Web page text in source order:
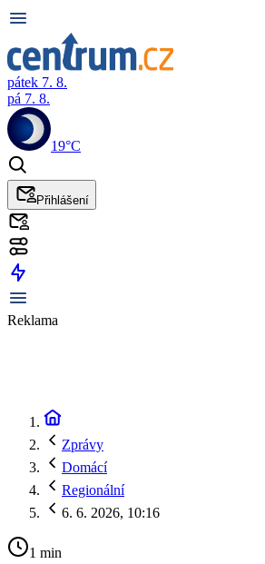
pátek 7. 8.
pá 7. 8.
19°C
Přihlášení
Reklama
Zprávy
Domácí
Regionální
6. 6. 2026, 10:16
1 min